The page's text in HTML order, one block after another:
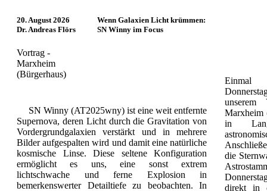
20. August 2026
Dr. Andreas Flörs
Vortrag -
Marxheim
(Bürgerhaus)
Wenn Galaxien Licht krümmen:
SN Winny im Focus
SN Winny (AT2025wny) ist eine weit entfernte
Supernova, deren Licht durch die Gravitation von
Vordergrundgalaxien verstärkt und in mehrere
Bilder aufgespalten wird und damit eine natürliche
kosmische Linse. Diese seltene Konfiguration
ermöglicht es uns, eine sonst extrem
lichtschwache und ferne Explosion in
bemerkenswerter Detailtiefe zu beobachten. In
Einmal
unserem
Marxheim
in
die
direkt in